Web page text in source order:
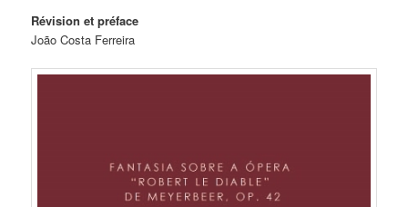
Révision et préface
João Costa Ferreira